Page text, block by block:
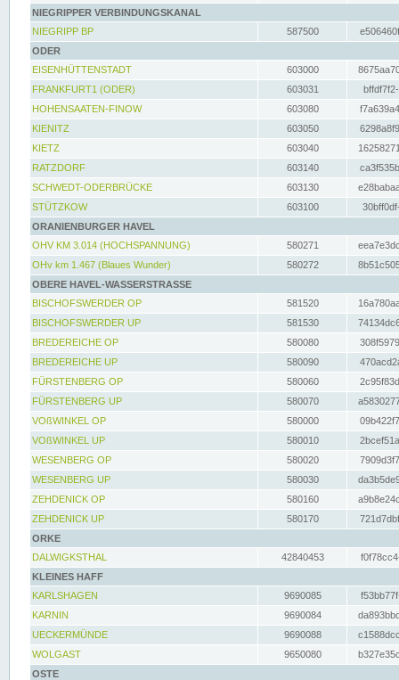
NIEGRIPPER VERBINDUNGSKANAL
NIEGRIPP BP
587500
ODER
EISENHÜTTENSTADT
603000
FRANKFURT1 (ODER)
603031
HOHENSAATEN-FINOW
603080
KIENITZ
603050
KIETZ
603040
RATZDORF
603140
SCHWEDT-ODERBRÜCKE
603130
STÜTZKOW
603100
ORANIENBURGER HAVEL
OHV KM 3.014 (HOCHSPANNUNG)
580271
OHv km 1.467 (Blaues Wunder)
580272
OBERE HAVEL-WASSERSTRASSE
BISCHOFSWERDER OP
581520
BISCHOFSWERDER UP
581530
BREDEREICHE OP
580080
BREDEREICHE UP
580090
FÜRSTENBERG OP
580060
FÜRSTENBERG UP
580070
VOßWINKEL OP
580000
VOßWINKEL UP
580010
WESENBERG OP
580020
WESENBERG UP
580030
ZEHDENICK OP
580160
ZEHDENICK UP
580170
ORKE
DALWIGKSTHAL
42840453
KLEINES HAFF
KARLSHAGEN
9690085
KARNIN
9690084
UECKERMÜNDE
9690088
WOLGAST
9650080
OSTE